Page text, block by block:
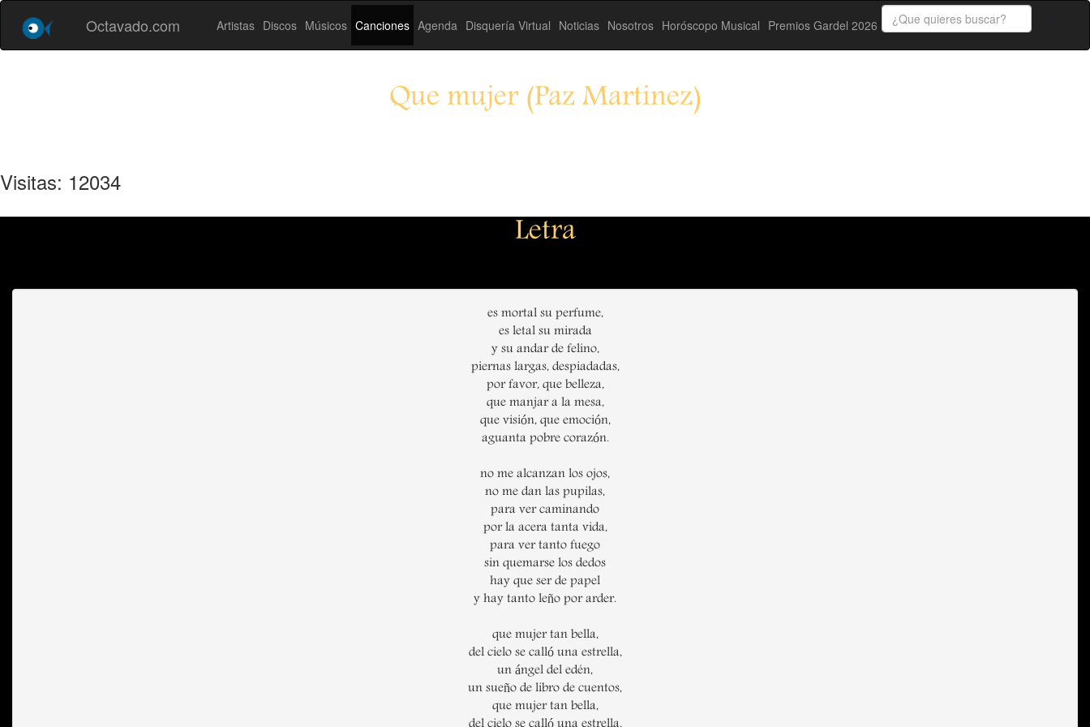
Octavado.com Artistas Discos Músicos Canciones Agenda Disquería Virtual Noticias Nosotros Horóscopo Musical Premios Gardel 2026
Que mujer (Paz Martinez)
Visitas: 12034
Letra
es mortal su perfume,
es letal su mirada
y su andar de felino,
piernas largas, despiadadas,
por favor, que belleza,
que manjar a la mesa,
que visión, que emoción,
aguanta pobre corazón.
no me alcanzan los ojos,
no me dan las pupilas,
para ver caminando
por la acera tanta vida,
para ver tanto fuego
sin quemarse los dedos
hay que ser de papel
y hay tanto leño por arder.
que mujer tan bella,
del cielo se calló una estrella,
un ángel del edén,
un sueño de libro de cuentos,
que mujer tan bella,